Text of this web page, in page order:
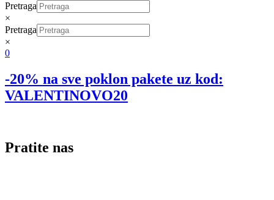
Pretraga
×
Pretraga
×
0
-20% na sve poklon pakete uz kod:
VALENTINOVO20
Pratite nas